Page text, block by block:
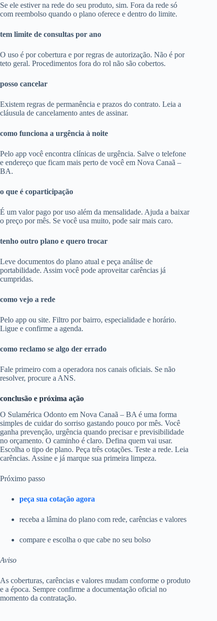
Se ele estiver na rede do seu produto, sim. Fora da rede só
com reembolso quando o plano oferece e dentro do limite.
tem limite de consultas por ano
O uso é por cobertura e por regras de autorização. Não é por
teto geral. Procedimentos fora do rol não são cobertos.
posso cancelar
Existem regras de permanência e prazos do contrato. Leia a
cláusula de cancelamento antes de assinar.
como funciona a urgência à noite
Pelo app você encontra clínicas de urgência. Salve o telefone
e endereço que ficam mais perto de você em Nova Canaã –
BA.
o que é coparticipação
É um valor pago por uso além da mensalidade. Ajuda a baixar
o preço por mês. Se você usa muito, pode sair mais caro.
tenho outro plano e quero trocar
Leve documentos do plano atual e peça análise de
portabilidade. Assim você pode aproveitar carências já
cumpridas.
como vejo a rede
Pelo app ou site. Filtro por bairro, especialidade e horário.
Ligue e confirme a agenda.
como reclamo se algo der errado
Fale primeiro com a operadora nos canais oficiais. Se não
resolver, procure a ANS.
conclusão e próxima ação
O Sulamérica Odonto em Nova Canaã – BA é uma forma
simples de cuidar do sorriso gastando pouco por mês. Você
ganha prevenção, urgência quando precisar e previsibilidade
no orçamento. O caminho é claro. Defina quem vai usar.
Escolha o tipo de plano. Peça três cotações. Teste a rede. Leia
carências. Assine e já marque sua primeira limpeza.
Próximo passo
peça sua cotação agora
receba a lâmina do plano com rede, carências e valores
compare e escolha o que cabe no seu bolso
Aviso
As coberturas, carências e valores mudam conforme o produto
e a época. Sempre confirme a documentação oficial no
momento da contratação.